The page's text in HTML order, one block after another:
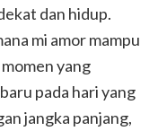
dan hidup.
mi amor mampu
yang
pada hari yang
jangka panjang,